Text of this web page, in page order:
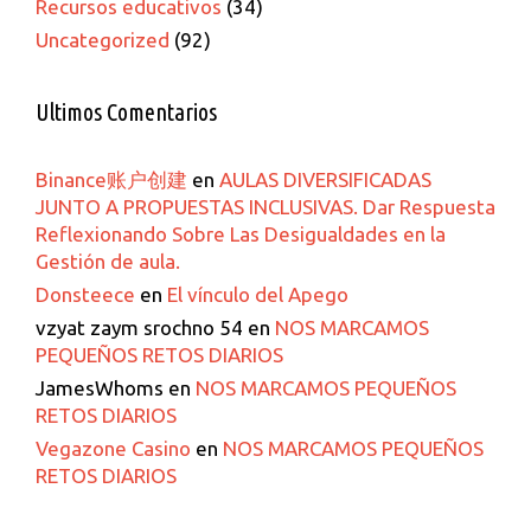
Recursos educativos (34)
Uncategorized (92)
Ultimos Comentarios
Binance账户创建 en AULAS DIVERSIFICADAS
JUNTO A PROPUESTAS INCLUSIVAS. Dar Respuesta
Reflexionando Sobre Las Desigualdades en la
Gestión de aula.
Donsteece en El vínculo del Apego
vzyat zaym srochno 54 en NOS MARCAMOS
PEQUEÑOS RETOS DIARIOS
JamesWhoms en NOS MARCAMOS PEQUEÑOS
RETOS DIARIOS
Vegazone Casino en NOS MARCAMOS PEQUEÑOS
RETOS DIARIOS